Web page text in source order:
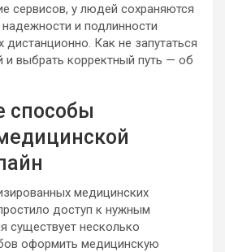
сервисов, у людей сохраняются
и подлинности
дистанционно. Как не запутаться
выбрать корректный путь — об
способы
медицинских
доступ к нужным
существует несколько
оформить медицинскую